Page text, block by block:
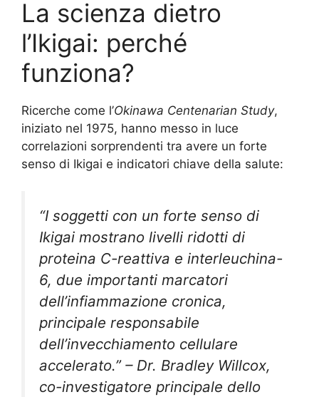
La scienza dietro
l’Ikigai: perché
funziona?
Ricerche come l’Okinawa Centenarian Study,
iniziato nel 1975, hanno messo in luce
correlazioni sorprendenti tra avere un forte
senso di Ikigai e indicatori chiave della salute:
“I soggetti con un forte senso di
Ikigai mostrano livelli ridotti di
proteina C-reattiva e interleuchina-
6, due importanti marcatori
dell’infiammazione cronica,
principale responsabile
dell’invecchiamento cellulare
accelerato.” – Dr. Bradley Willcox,
co-investigatore principale dello